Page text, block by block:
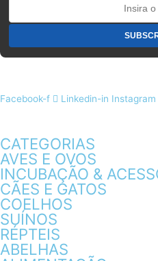
Facebook-f Linkedin-in Instagram
CATEGORIAS
AVES E OVOS
INCUBAÇÃO &
CÃES E GATOS
COELHOS
SUÍNOS
RÉPTEIS
ABELHAS